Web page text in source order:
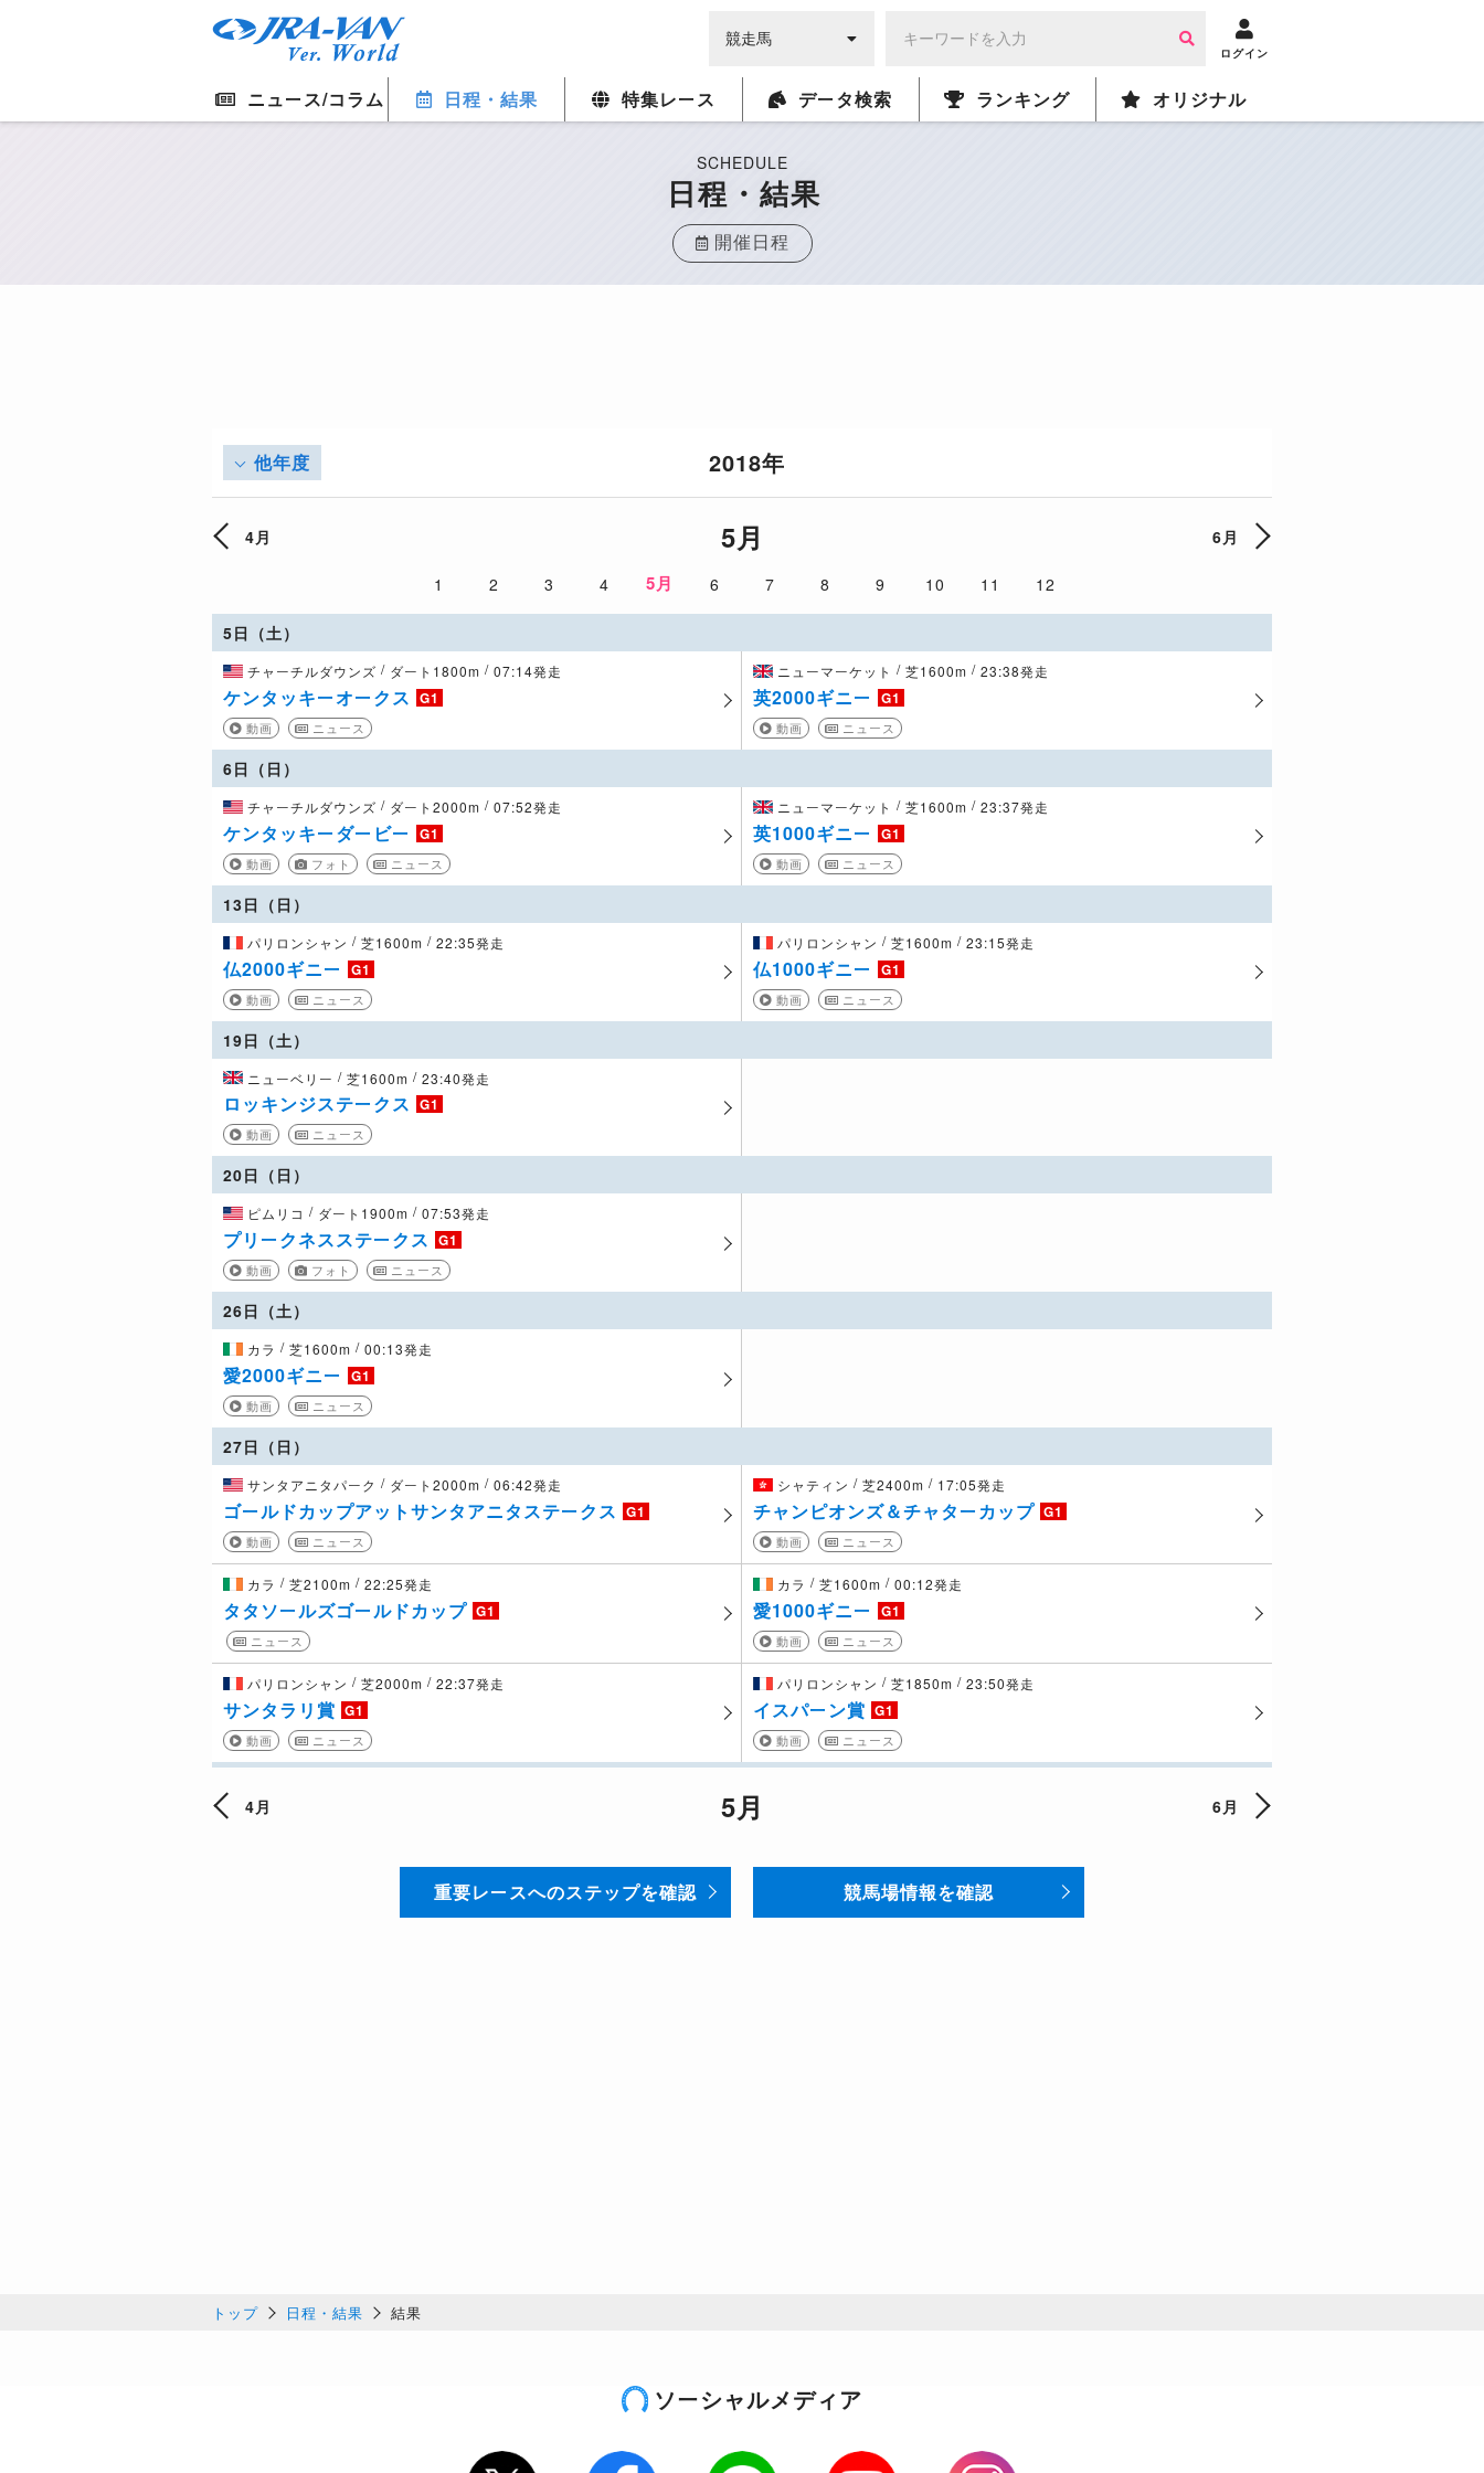
ログイン
ニュース/コラム 日程・結果 特集レース データ検索 ランキング オリジナル
SCHEDULE
日程・結果
開催日程
他年度 2018年
4月 5月 6月
1 2 3 4 5月 6 7 8 9 10 11 12
5日（土）
チャーチルダウンズ / ダート1800m / 07:14発走
ケンタッキーオークス G1
動画 ニュース
ニューマーケット / 芝1600m / 23:38発走
英2000ギニー G1
動画 ニュース
6日（日）
チャーチルダウンズ / ダート2000m / 07:52発走
ケンタッキーダービー G1
動画 フォト ニュース
ニューマーケット / 芝1600m / 23:37発走
英1000ギニー G1
動画 ニュース
13日（日）
パリロンシャン / 芝1600m / 22:35発走
仏2000ギニー G1
動画 ニュース
パリロンシャン / 芝1600m / 23:15発走
仏1000ギニー G1
動画 ニュース
19日（土）
ニューベリー / 芝1600m / 23:40発走
ロッキンジステークス G1
動画 ニュース
20日（日）
ピムリコ / ダート1900m / 07:53発走
プリークネスステークス G1
動画 フォト ニュース
26日（土）
カラ / 芝1600m / 00:13発走
愛2000ギニー G1
動画 ニュース
27日（日）
サンタアニタパーク / ダート2000m / 06:42発走
ゴールドカップアットサンタアニタステークス G1
動画 ニュース
シャティン / 芝2400m / 17:05発走
チャンピオンズ＆チャターカップ G1
動画 ニュース
カラ / 芝2100m / 22:25発走
タタソールズゴールドカップ G1
ニュース
カラ / 芝1600m / 00:12発走
愛1000ギニー G1
動画 ニュース
パリロンシャン / 芝2000m / 22:37発走
サンタラリ賞 G1
動画 ニュース
パリロンシャン / 芝1850m / 23:50発走
イスパーン賞 G1
動画 ニュース
4月 5月 6月
重要レースへのステップを確認 競馬場情報を確認
トップ 日程・結果 結果
ソーシャルメディア